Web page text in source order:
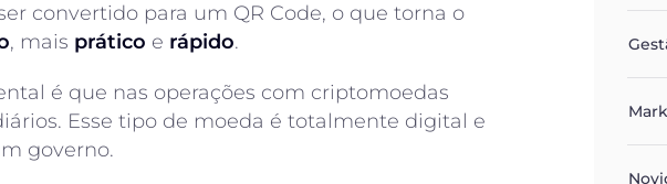
convertido para um QR Code, o que torna o
, mais prático e rápido.
é que nas operações com criptomoedas
Esse tipo de moeda é totalmente digital e
governo.